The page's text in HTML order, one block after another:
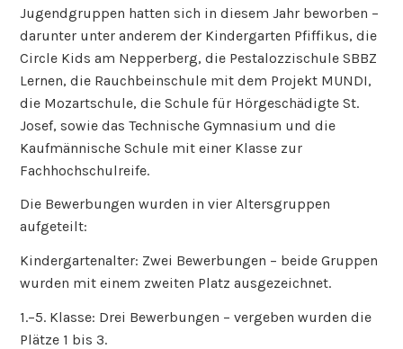
Jugendgruppen hatten sich in diesem Jahr beworben –
darunter unter anderem der Kindergarten Pfiffikus, die
Circle Kids am Nepperberg, die Pestalozzischule SBBZ
Lernen, die Rauchbeinschule mit dem Projekt MUNDI,
die Mozartschule, die Schule für Hörgeschädigte St.
Josef, sowie das Technische Gymnasium und die
Kaufmännische Schule mit einer Klasse zur
Fachhochschulreife.
Die Bewerbungen wurden in vier Altersgruppen
aufgeteilt:
Kindergartenalter: Zwei Bewerbungen – beide Gruppen
wurden mit einem zweiten Platz ausgezeichnet.
1.–5. Klasse: Drei Bewerbungen – vergeben wurden die
Plätze 1 bis 3.